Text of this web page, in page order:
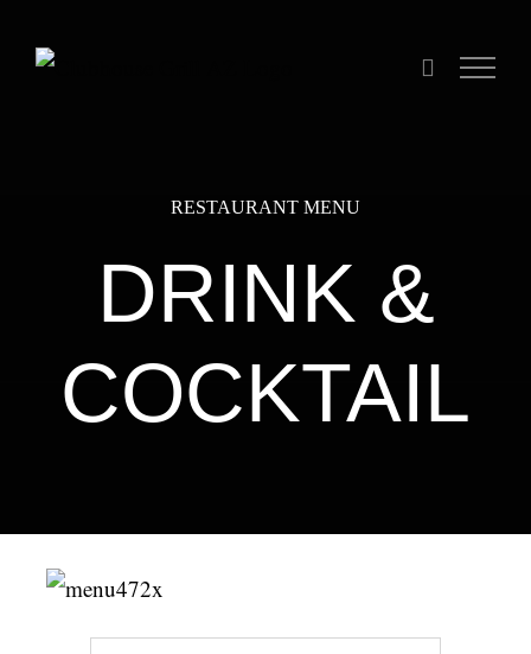
RESTAURANT MENU
DRINK &
COCKTAIL